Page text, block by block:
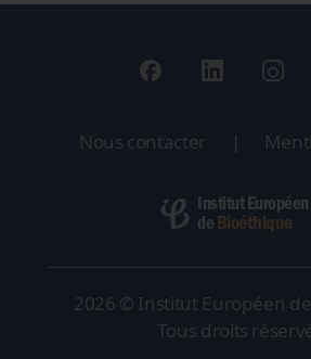
Nous contacter |
Institut Européen
deBioéthique
2026 © Institut Européen
Tous droits